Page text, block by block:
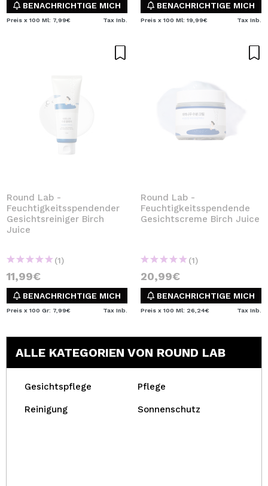
BENACHRICHTIGE MICH
Preis x 100 Ml: 7,99€ Tax Inb.
BENACHRICHTIGE MICH
Preis x 100 Ml: 19,99€ Tax Inb.
Round Lab -
Feuchtigkeitsspendender
Gesichtsreiniger Birch
Juice
(1)
11,99€
BENACHRICHTIGE MICH
Preis x 100 Gr: 7,99€ Tax Inb.
Round Lab -
Feuchtigkeitsspendende
Gesichtscreme Birch Juice
(1)
20,99€
BENACHRICHTIGE MICH
Preis x 100 Ml: 26,24€ Tax Inb.
ALLE KATEGORIEN VON ROUND LAB
Gesichtspflege Pflege
Reinigung Sonnenschutz